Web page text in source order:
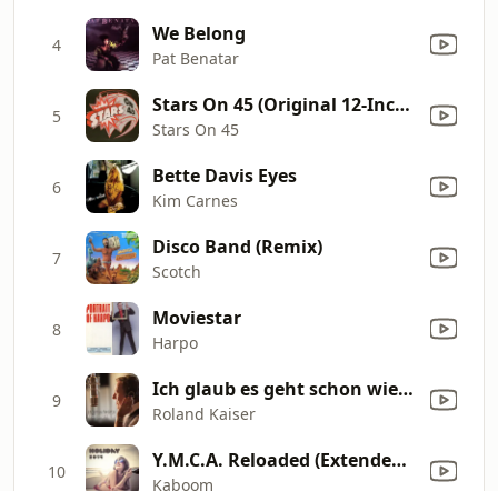
4 We Belong
Pat Benatar
5 Stars On 45 (Original 12-Inch Version)
Stars On 45
6 Bette Davis Eyes
Kim Carnes
7 Disco Band (Remix)
Scotch
8 Moviestar
Harpo
9 Ich glaub es geht schon wieder los (Neuaufnahme 2017)
Roland Kaiser
10 Y.M.C.A. Reloaded (Extended) [feat. MC Smith]
Kaboom